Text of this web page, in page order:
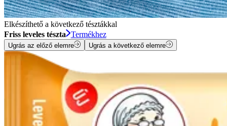
Elkészíthető a következő tésztákkal
Friss leveles tészta
Termékhez
Ugrás az előző elemre Ugrás a következő elemre